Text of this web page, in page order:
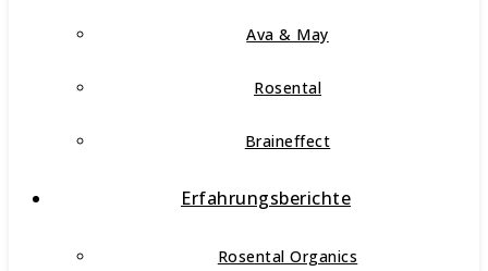
Ava & May
Rosental
Braineffect
Erfahrungsberichte
Rosental Organics